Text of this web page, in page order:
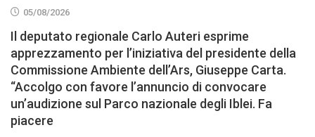
05/08/2026
Il deputato regionale Carlo Auteri esprime
apprezzamento per l’iniziativa del presidente della
Commissione Ambiente dell’Ars, Giuseppe Carta.
“Accolgo con favore l’annuncio di convocare
un’audizione sul Parco nazionale degli Iblei. Fa
piacere